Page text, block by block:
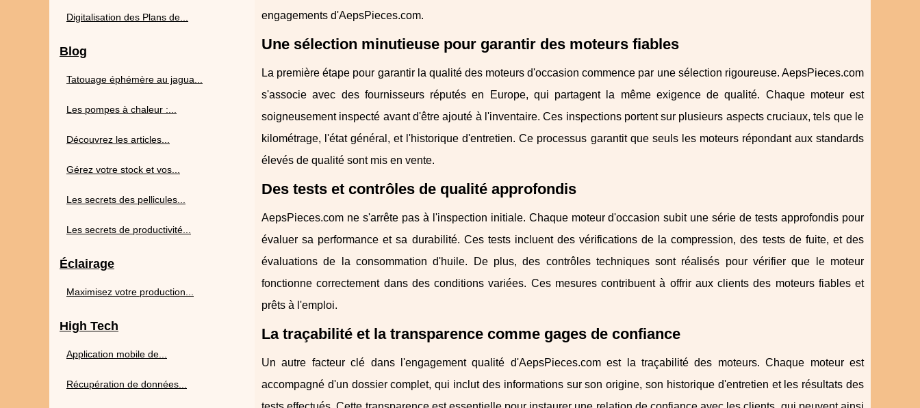
engagements d'AepsPieces.com.
Une sélection minutieuse pour garantir des moteurs fiables
La première étape pour garantir la qualité des moteurs d'occasion commence par une sélection rigoureuse. AepsPieces.com
s'associe avec des fournisseurs réputés en Europe, qui partagent la même exigence de qualité. Chaque moteur est
soigneusement inspecté avant d'être ajouté à l'inventaire. Ces inspections portent sur plusieurs aspects cruciaux, tels que le
kilométrage, l'état général, et l'historique d'entretien. Ce processus garantit que seuls les moteurs répondant aux standards
élevés de qualité sont mis en vente.
Des tests et contrôles de qualité approfondis
AepsPieces.com ne s'arrête pas à l'inspection initiale. Chaque moteur d'occasion subit une série de tests approfondis pour
évaluer sa performance et sa durabilité. Ces tests incluent des vérifications de la compression, des tests de fuite, et des
évaluations de la consommation d'huile. De plus, des contrôles techniques sont réalisés pour vérifier que le moteur
fonctionne correctement dans des conditions variées. Ces mesures contribuent à offrir aux clients des moteurs fiables et
prêts à l'emploi.
La traçabilité et la transparence comme gages de confiance
Un autre facteur clé dans l'engagement qualité d'AepsPieces.com est la traçabilité des moteurs. Chaque moteur est
accompagné d'un dossier complet, qui inclut des informations sur son origine, son historique d'entretien et les résultats des
Digitalisation des Plans de...
Blog
Tatouage éphémère au jagua...
Les pompes à chaleur :...
Découvrez les articles...
Gérez votre stock et vos...
Les secrets des pellicules...
Les secrets de productivité...
Éclairage
Maximisez votre production...
High Tech
Application mobile de...
Récupération de données...